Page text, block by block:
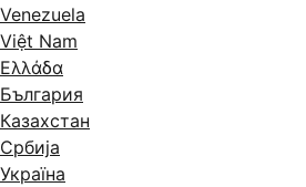
Venezuela
Việt Nam
Ελλάδα
България
Казахстан
Србија
Україна